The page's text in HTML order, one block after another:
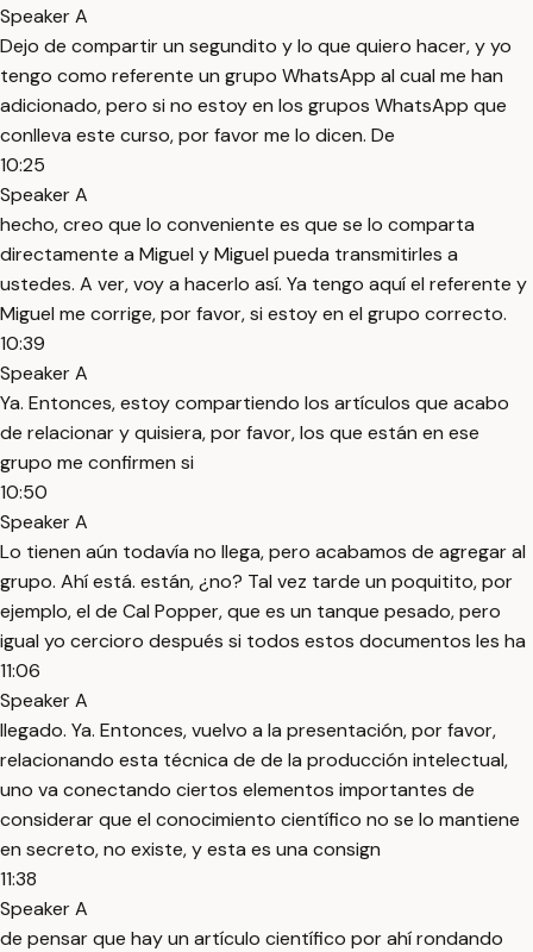
Speaker A
Dejo de compartir un segundito y lo que quiero hacer, y yo
tengo como referente un grupo WhatsApp al cual me han
adicionado, pero si no estoy en los grupos WhatsApp que
conlleva este curso, por favor me lo dicen. De
10:25
Speaker A
hecho, creo que lo conveniente es que se lo comparta
directamente a Miguel y Miguel pueda transmitirles a
ustedes. A ver, voy a hacerlo así. Ya tengo aquí el referente y
Miguel me corrige, por favor, si estoy en el grupo correcto.
10:39
Speaker A
Ya. Entonces, estoy compartiendo los artículos que acabo
de relacionar y quisiera, por favor, los que están en ese
grupo me confirmen si
10:50
Speaker A
Lo tienen aún todavía no llega, pero acabamos de agregar al
grupo. Ahí está. están, ¿no? Tal vez tarde un poquitito, por
ejemplo, el de Cal Popper, que es un tanque pesado, pero
igual yo cercioro después si todos estos documentos les ha
11:06
Speaker A
llegado. Ya. Entonces, vuelvo a la presentación, por favor,
relacionando esta técnica de de la producción intelectual,
uno va conectando ciertos elementos importantes de
considerar que el conocimiento científico no se lo mantiene
en secreto, no existe, y esta es una consign
11:38
Speaker A
de pensar que hay un artículo científico por ahí rondando